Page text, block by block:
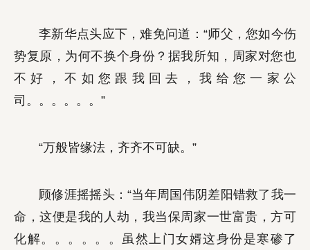
李新华点头应下，难免问道：“师父，您如今伤
势复原，为何不换个身份？据我所知，周家对您也
不好，不如您跟我回去，我给您一家公
司。。。。。。”
“万般皆缘法，齐齐不可缺。”
顾修涯摇摇头：“当年周国伟阴差阳错救了我一
命，这便是我的人劫，我当保周家一世富贵，方可
化解。。。。。。虽然上门女婿这身份是寒碜了